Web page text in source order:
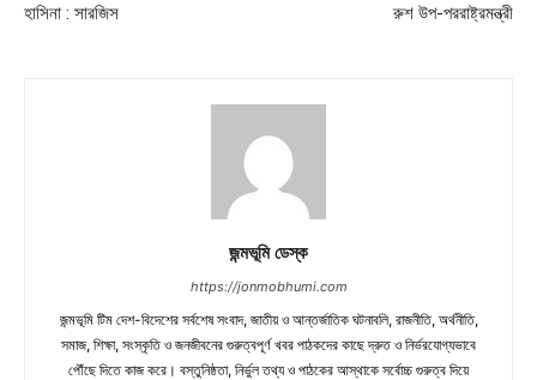
হাসিনা : সারজিস
রুশ উপ-পররাষ্ট্রমন্ত্রী
জন্মভূমি ডেস্ক
https://jonmobhumi.com
জন্মভূমি টিম দেশ-বিদেশের সর্বশেষ সংবাদ, জাতীয় ও আন্তর্জাতিক ঘটনাবলি, রাজনীতি, অর্থনীতি,
সমাজ, শিক্ষা, সংস্কৃতি ও জনজীবনের গুরুত্বপূর্ণ খবর পাঠকদের কাছে দ্রুত ও নির্ভরযোগ্যভাবে
পৌঁছে দিতে কাজ করে। বস্তুনিষ্ঠতা, নির্ভুল তথ্য ও পাঠকের আস্থাকে সর্বোচ্চ গুরুত্ব দিয়ে